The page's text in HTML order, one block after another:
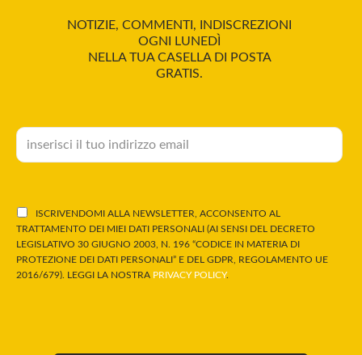
NOTIZIE, COMMENTI, INDISCREZIONI
OGNI LUNEDÌ
NELLA TUA CASELLA DI POSTA
GRATIS.
ISCRIVENDOMI ALLA NEWSLETTER, ACCONSENTO AL
TRATTAMENTO DEI MIEI DATI PERSONALI (AI SENSI DEL DECRETO
LEGISLATIVO 30 GIUGNO 2003, N. 196 “CODICE IN MATERIA DI
PROTEZIONE DEI DATI PERSONALI” E DEL GDPR, REGOLAMENTO UE
2016/679). LEGGI LA NOSTRA PRIVACY POLICY.